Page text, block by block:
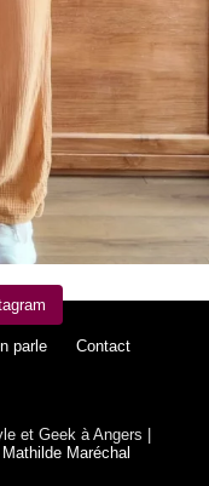
parle Contact
et Geek à Angers |
Mathilde Maréchal